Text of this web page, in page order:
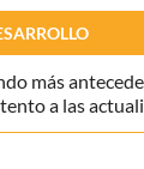
más
a las